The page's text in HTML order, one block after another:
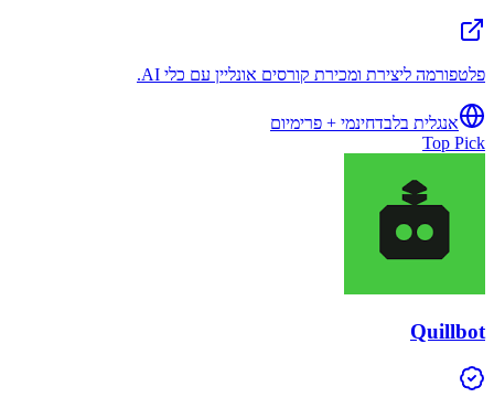
פלטפורמה ליצירת ומכירת קורסים אונליין עם כלי AI.
אנגלית בלבדחינמי + פרימיום
Top Pick
Quillbot